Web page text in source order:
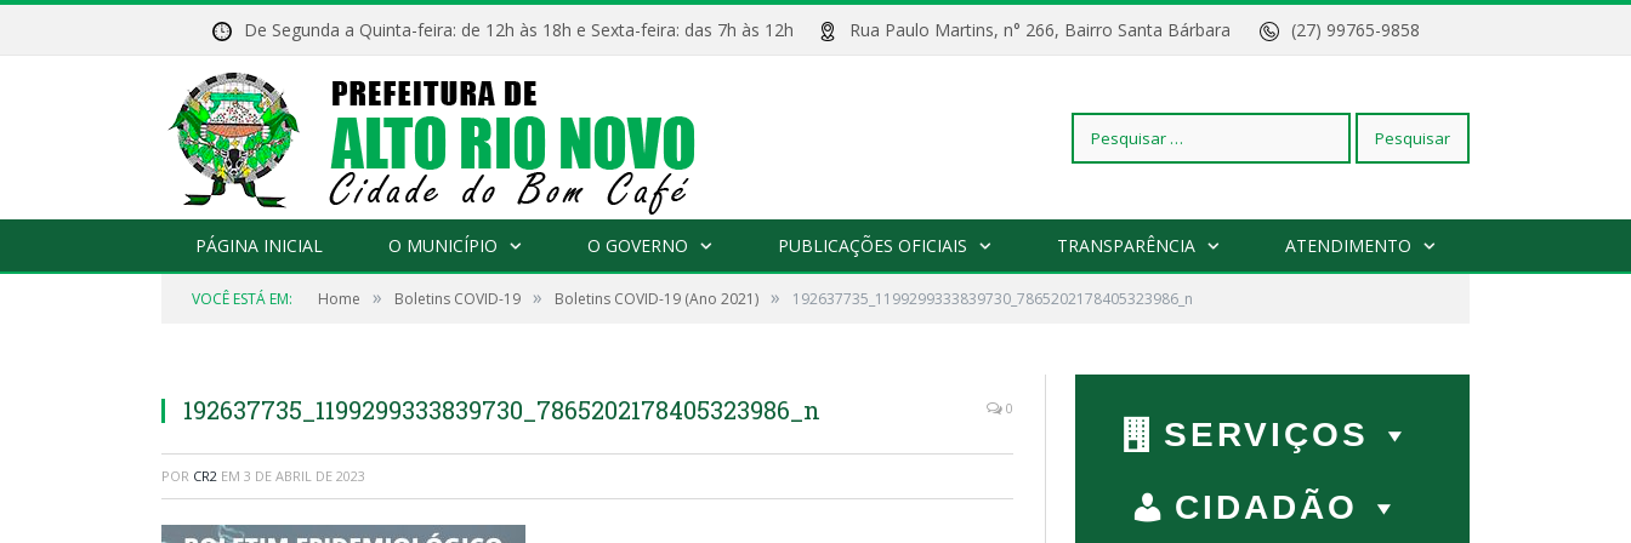
De Segunda a Quinta-feira: de 12h às 18h e Sexta-feira: das 7h às 12h Rua Paulo Martins, n° 266, Bairro Santa Bárbara (27) 99765-9858
Pesquisar
por:
PÁGINA INICIAL O MUNICÍPIO O GOVERNO PUBLICAÇÕES OFICIAIS TRANSPARÊNCIA ATENDIMENTO
VOCÊ ESTÁ EM: Home » Boletins COVID-19 » Boletins COVID-19 (Ano 2021) » 192637735_1199299333839730_7865202178405323986_n
192637735_1199299333839730_7865202178405323986_n 0
POR CR2 EM 3 DE ABRIL DE 2023
SERVIÇOS
CIDADÃO